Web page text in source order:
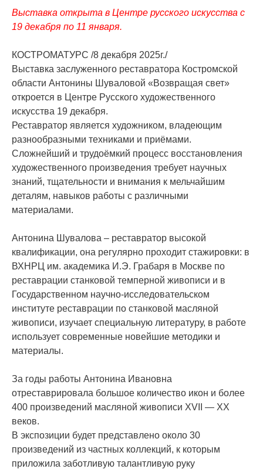
Выставка открыта в Центре русского искусства с
19 декабря по 11 января.
КОСТРОМАТУРС /8 декабря 2025г./
Выставка заслуженного реставратора Костромской
области Антонины Шуваловой «Возвращая свет»
откроется в Центре Русского художественного
искусства 19 декабря.
Реставратор является художником, владеющим
разнообразными техниками и приёмами.
Сложнейший и трудоёмкий процесс восстановления
художественного произведения требует научных
знаний, тщательности и внимания к мельчайшим
деталям, навыков работы с различными
материалами.
Антонина Шувалова – реставратор высокой
квалификации, она регулярно проходит стажировки: в
ВХНРЦ им. академика И.Э. Грабаря в Москве по
реставрации станковой темперной живописи и в
Государственном научно-исследовательском
институте реставрации по станковой масляной
живописи, изучает специальную литературу, в работе
использует современные новейшие методики и
материалы.
За годы работы Антонина Ивановна
отреставрировала большое количество икон и более
400 произведений масляной живописи XVII — XX
веков.
В экспозиции будет представлено около 30
произведений из частных коллекций, к которым
приложила заботливую талантливую руку